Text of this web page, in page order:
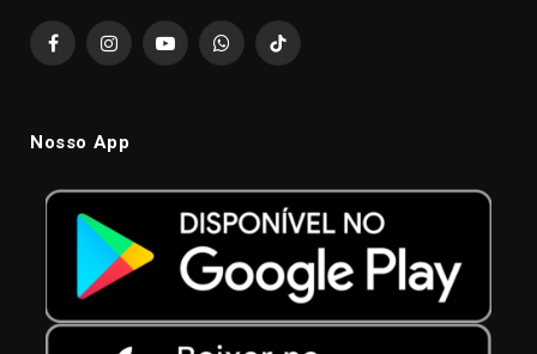
FacebookInstagramYouTubeWhatsAppTikTok
Nosso App